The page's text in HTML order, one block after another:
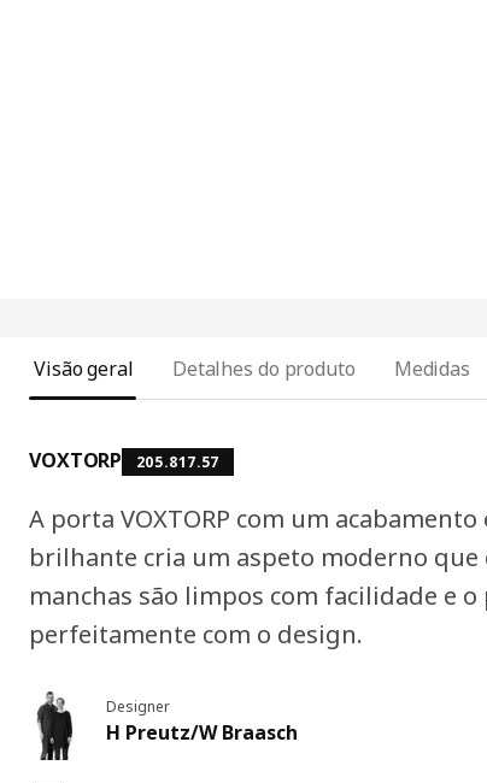
Visão geral Detalhes do produto Medidas
VOXTORP 205.817.57
A porta VOXTORP com um
brilhante cria um aspeto moderno que
manchas são limpos com facilidade e
perfeitamente com o design.
Designer
H Preutz/W Braasch